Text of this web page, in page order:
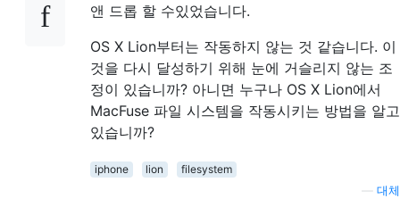
앤 드롭 할 수있었습니다.
OS X Lion부터는 작동하지 않는 것 같습니다. 이
것을 다시 달성하기 위해 눈에 거슬리지 않는 조
정이 있습니까? 아니면 누구나 OS X Lion에서
MacFuse 파일 시스템을 작동시키는 방법을 알고
있습니까?
iphone lion
filesystem
대체